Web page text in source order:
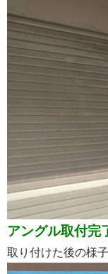
アングル取付完
取り付けた後の様子